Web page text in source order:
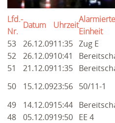
2023
2020
Lfd.-
Nr.
Datum Uhrzeit
Alarmierte
Einheit
53
26.12.0911:35 Zug E
52
26.12.0910:41
51
21.12.0911:35
50
15.12.0923:56 50/11-1
49
14.12.0915:44
48
05.12.0919:50 EE 4